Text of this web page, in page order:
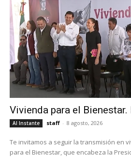
Vivienda para el Bienestar.
Al Instante staff - 8 agosto, 2026
Te invitamos a seguir la transmisión en
para el Bienestar, que encabeza la